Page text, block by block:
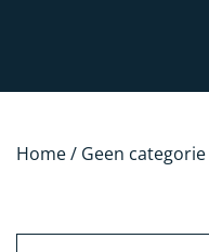
Home/ Geen categorie